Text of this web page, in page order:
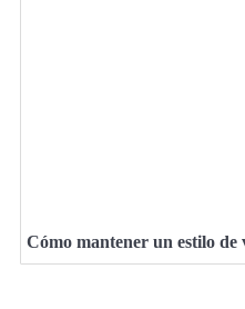
Cómo mantener un estilo